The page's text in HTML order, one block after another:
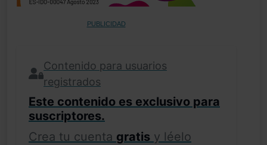
PUBLICIDAD
Contenido para usuarios
registrados
Este contenido es exclusivo para
suscriptores.
Crea tu cuenta gratis y léelo